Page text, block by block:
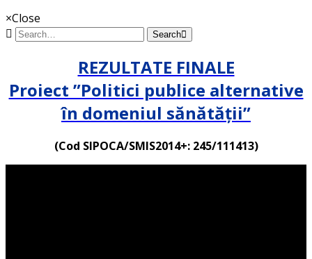
×Close
Search
REZULTATE FINALE
Proiect ”Politici publice alternative
în domeniul sănătății”
(Cod SIPOCA/SMIS2014+: 245/111413)